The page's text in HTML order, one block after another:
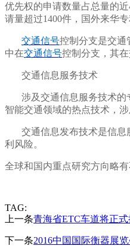
优先权的申请数量占总量的
请量超过1400件，国外来华专
交通信号控制分支是交通
中在交通信号控制分支，其
交通信息服务技术
涉及交通信息服务技术
智能交通领域的热点技术，
交通信息发布技术是信
利风险。
全球和国内重点研究方向略
TAG:
上一条青海省ETC车道将正
下一条2016中国国际衡器展